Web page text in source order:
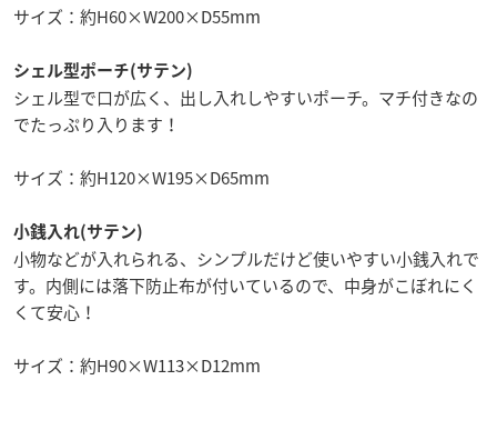
サイズ：約H60×W200×D55mm
シェル型ポーチ(サテン)
シェル型で口が広く、出し入れしやすいポーチ。マチ付きなの
でたっぷり入ります！
サイズ：約H120×W195×D65mm
小銭入れ(サテン)
小物などが入れられる、シンプルだけど使いやすい小銭入れで
す。内側には落下防止布が付いているので、中身がこぼれにく
くて安心！
サイズ：約H90×W113×D12mm